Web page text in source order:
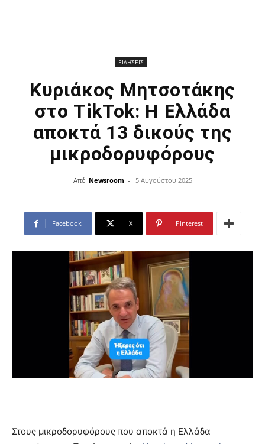
ΕΙΔΗΣΕΙΣ
Κυριάκος Μητσοτάκης
στο TikTok: Η Ελλάδα
αποκτά 13 δικούς της
μικροδορυφόρους
Από Newsroom - 5 Αυγούστου 2025
Facebook X Pinterest
Στους μικροδορυφόρους που αποκτά η Ελλάδα